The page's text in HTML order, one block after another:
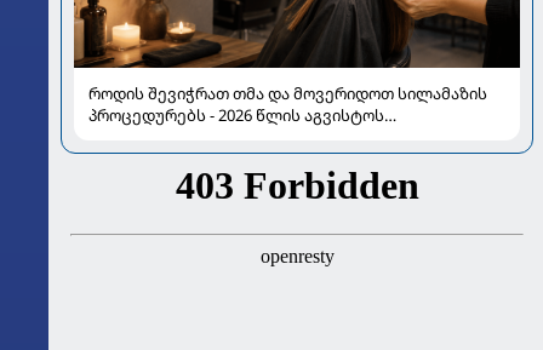
როდის შევიჭრათ თმა და მოვერიდოთ სილამაზის
პროცედურებს - 2026 წლის აგვისტოს